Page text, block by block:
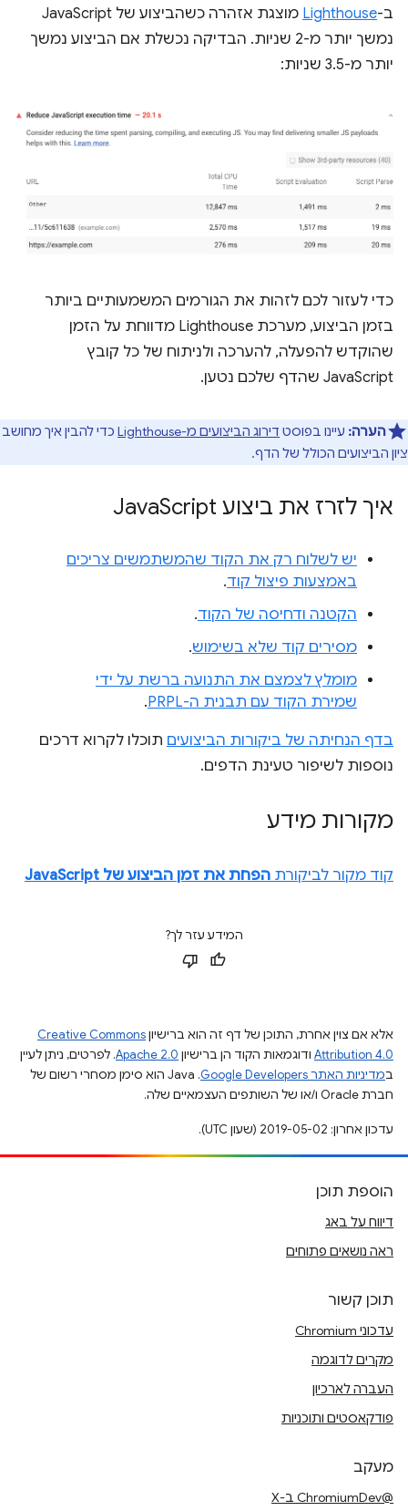
ב-Lighthouse
מוצגת אזהרה כשהביצוע של JavaScript
נמשך יותר מ-2 שניות. הבדיקה נכשלת אם הביצוע נמשך
יותר מ-3.5 שניות:
כדי לעזור לכם לזהות את הגורמים המשמעותיים ביותר
בזמן הביצוע, מערכת Lighthouse מדווחת על הזמן
שהוקדש להפעלה, להערכה ולניתוח של כל קובץ
JavaScript שהדף שלכם נטען.
הערה: עיינו בפוסט דירוג הביצועים מ-Lighthouse
כדי להבין איך מחושב
ציון הביצועים הכולל של הדף.
איך לזרז את ביצוע Java Script
יש לשלוח רק את הקוד שהמשתמשים צריכים
באמצעות פיצול קוד.
הקטנה ודחיסה של הקוד.
מסירים קוד שלא בשימוש.
מומלץ לצמצם את התנועה ברשת על ידי
שמירת הקוד עם תבנית ה-PRPL
.
בדף הנחיתה של ביקורות הביצועים תוכלו לקרוא דרכים
נוספות לשיפור טעינת הדפים.
מקורות מידע
קוד מקור לביקורת הפחת את זמן הביצוע של JavaScript
המידע עזר לך?
אלא אם צוין אחרת, התוכן של דף זה הוא ברישיוןCreative Commons
Attribution 4.0 ודוגמאות הקוד הן ברישיון Apache 2.0. לפרטים, ניתן לעיין
במדיניות האתר Google Developers‏
.‏ Java הוא סימן מסחרי רשום של
חברת Oracle ו/או של השותפים העצמאיים שלה.
עדכון אחרון: 2019-05-02 (שעון UTC).
הוספת תוכן
דיווח על באג
ראה נושאים פתוחים
תוכן קשור
עדכוני Chromium
מקרים לדוגמה
העברה לארכיון
פודקאסטים ותוכניות
מעקב
@ChromiumDev ב-X